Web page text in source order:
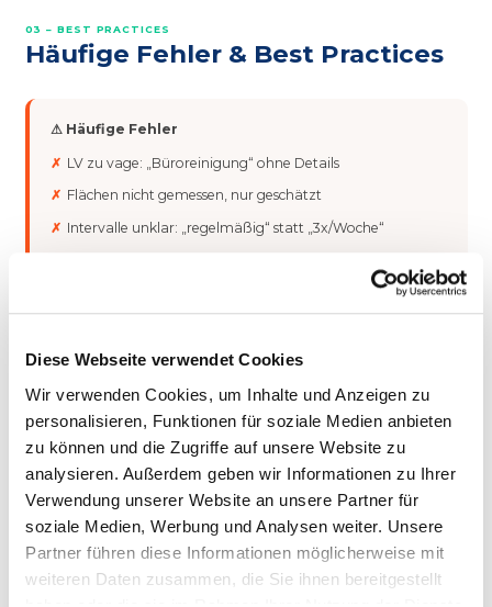
Diese Webseite verwendet Cookies
Wir verwenden Cookies, um Inhalte und Anzeigen zu
personalisieren, Funktionen für soziale Medien anbieten
zu können und die Zugriffe auf unsere Website zu
analysieren. Außerdem geben wir Informationen zu Ihrer
Verwendung unserer Website an unsere Partner für
soziale Medien, Werbung und Analysen weiter. Unsere
Partner führen diese Informationen möglicherweise mit
weiteren Daten zusammen, die Sie ihnen bereitgestellt
03 – BEST PRACTICES
Häufige Fehler & Best Practices
⚠ Häufige Fehler
LV zu vage: „Büroreinigung“ ohne Details
Flächen nicht gemessen, nur geschätzt
Intervalle unklar: „regelmäßig“ statt „3x/Woche“
Tätigkeiten konkret benannt (nicht „reinigen“)
Intervalle als Frequenz (3x/Wo, 1x/Mo)
Reinigungszeiten verbindlich festgelegt
Jährliche Überprüfung mit dem Kunden